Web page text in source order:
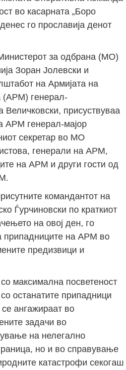
во касарната „Боро
го прославија денот
за одбрана (МО)
Зоран Јолевски и
на Армијата на
(АРМ) генерал-
Величковски, присуствуваа
АРМ генерал-мајор
секретар во МО
генерали на АРМ,
на АРМ и други гости од
командантот на
Ѓурчиновски по краткиот
на овој ден, го
припадниците на АРМ во
предизвици и
максимална посветеност
останатите припадници
ангажираат во
задачи во
на нелегално
но и во справување
катастрофи секогаш